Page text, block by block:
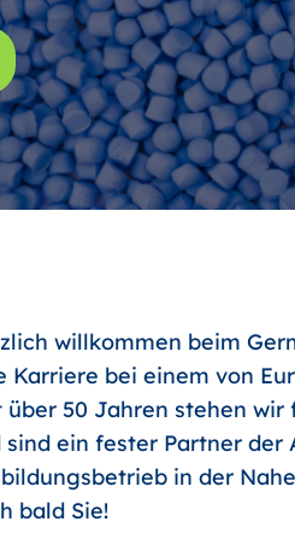
willkommen beim
Karriere bei einem von
über 50 Jahren stehen
sind ein fester Partner
in der
bald Sie!